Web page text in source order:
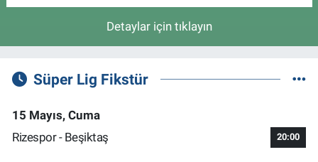
Detaylar için tıklayın
Süper Lig Fikstür
15 Mayıs, Cuma
Rizespor - Beşiktaş
20:00